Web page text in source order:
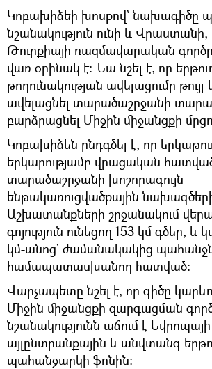
Կոբախիձեի խոսքով՝ նախագիծը
նշանակություն ունի և
Թուրքիայի ռազմավարական
վառ օրինակ է: Նա նշել է, որ
թողունակության ավելացումը
ավելացնել տարածաշրջանի
բարձրացնել Միջին միջանցքի
Կոբախիձեն ընդգծել է, որ
երկարությամբ վրացական
տարածաշրջանի խոշորագույն
ենթակառուցվածքային
Աշխատանքների շրջանակում
գոյություն ունեցող 153 կմ գծեր, և
կմ-անոց` ժամանակակից
համապատասխանող հատված:
Վարչապետը նշել է, որ գիծը
Միջին միջանցքի զարգացման
նշանակությունն աճում է
այլընտրանքային և անվտանգ
պահանջարկի ֆոնին: